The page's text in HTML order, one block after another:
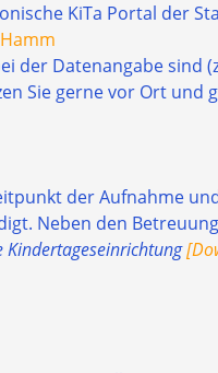
KiTa Portal der
der Datenangabe sind
Sie gerne vor Ort und
der Aufnahme
Neben den
Kindertageseinrichtung